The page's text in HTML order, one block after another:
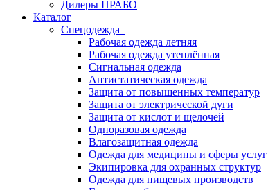
Дилеры ПРАБО
Каталог
Спецодежда
Рабочая одежда летняя
Рабочая одежда утеплённая
Сигнальная одежда
Антистатическая одежда
Защита от повышенных температур
Защита от электрической дуги
Защита от кислот и щелочей
Одноразовая одежда
Влагозащитная одежда
Одежда для медицины и сферы услуг
Экипировка для охранных структур
Одежда для пищевых производств